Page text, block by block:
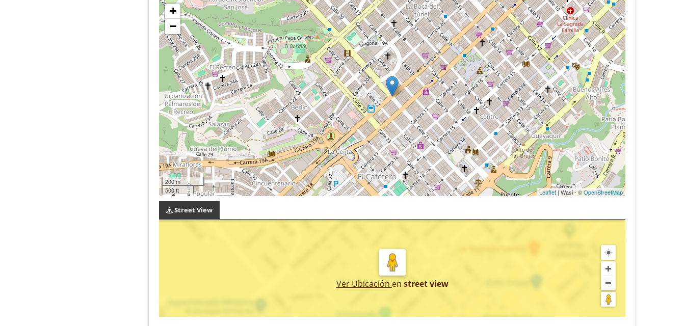
+
−
200 m
500 ft
Leaflet| Wasi - ©OpenStreetMap
Street View
Ver Ubicación en street view